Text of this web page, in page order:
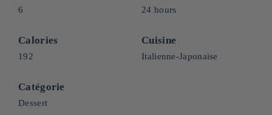
6 24 hours
Calories
192
Cuisine
Italienne-Japonaise
Catégorie
Dessert